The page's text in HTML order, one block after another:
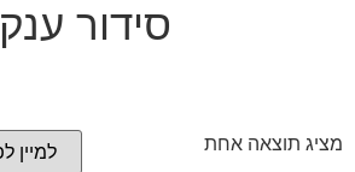
סידור ענק
מציג תוצאה אחת